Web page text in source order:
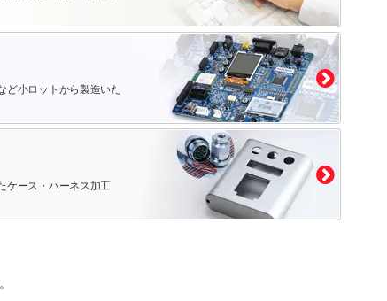
ど小ロットから製造いた
ケース・ハーネス加工